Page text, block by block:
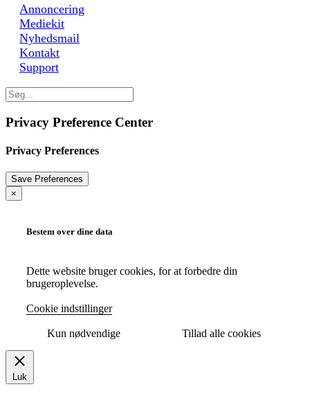
Annoncering
Mediekit
Nyhedsmail
Kontakt
Support
Privacy Preference Center
Privacy Preferences
×
Bestem over dine data
Dette website bruger cookies, for at forbedre din
brugeroplevelse.
Cookie indstillinger
Kun nødvendige Tillad alle cookies
Luk